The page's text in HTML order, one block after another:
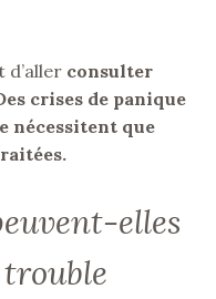
d’aller consulter
crises de panique
nécessitent que
elles
trouble